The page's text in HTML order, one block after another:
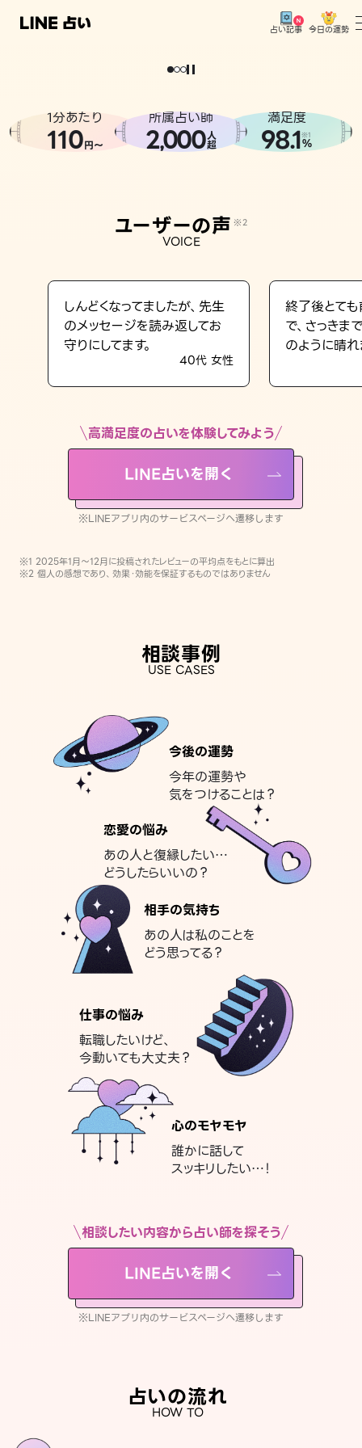
占い記事 今日の運勢
相談事例
LINE占いを開く
※LINEアプリ内のサービスページへ遷移します
どうせなら
。
1分あたり
110円〜
所属占い師
2,000人
超
満足度
98.1※1
%
ユーザーの声 ※2
VOICE
しんどくなってましたが、先生
のメッセージを読み返してお
守りにしてます。
40代 女性
終了後とて
で、さっき
のように晴れ
高満足度の占いを体験してみよう
LINE占いを開く
※LINEアプリ内のサービスページへ遷移します
※1 2025年1月〜12月に投稿されたレビューの平均点をもとに算出
※2 個人の感想であり、効果・効能を保証するものではありません
相談事例
USE CASES
今後の運勢
今年の運勢や
気をつけることは？
恋愛の悩み
あの人と復縁したい…
どうしたらいいの？
相手の気持ち
あの人は私のことを
どう思ってる？
仕事の悩み
転職したいけど、
今動いても大丈夫？
心のモヤモヤ
誰かに話して
スッキリしたい…！
相談したい内容から占い師を探そう
LINE占いを開く
※LINEアプリ内のサービスページへ遷移します
占いの流れ
HOW TO